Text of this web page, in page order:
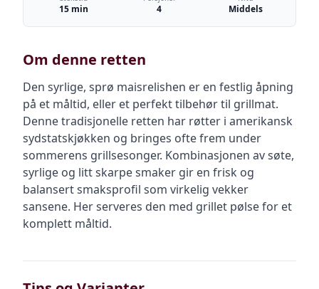
15 min 4 Middels
Om denne retten
Den syrlige, sprø maisrelishen er en festlig åpning
på et måltid, eller et perfekt tilbehør til grillmat.
Denne tradisjonelle retten har røtter i amerikansk
sydstatskjøkken og bringes ofte frem under
sommerens grillsesonger. Kombinasjonen av søte,
syrlige og litt skarpe smaker gir en frisk og
balansert smaksprofil som virkelig vekker
sansene. Her serveres den med grillet pølse for et
komplett måltid.